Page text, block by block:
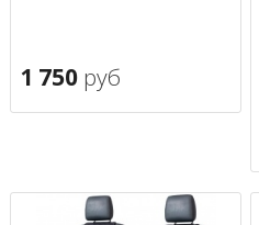
1 750 руб